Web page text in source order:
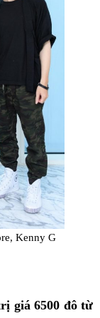
Kenny G
giá 6500 đô từ